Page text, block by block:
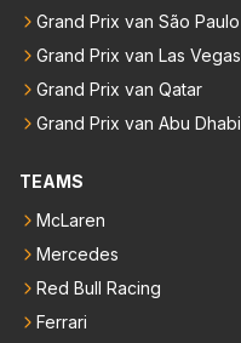
Grand Prix van São Paulo
Grand Prix van Las Vegas
Grand Prix van Qatar
Grand Prix van Abu Dhabi
TEAMS
McLaren
Mercedes
Red Bull Racing
Ferrari